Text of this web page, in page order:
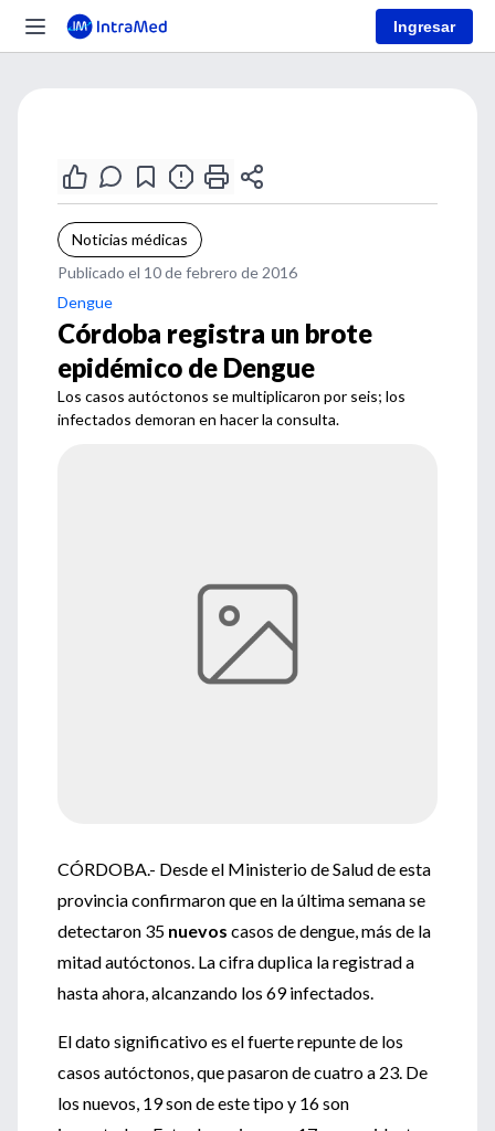
Ingresar
Noticias médicas
Publicado el 10 de febrero de 2016
Dengue
Córdoba registra un brote
epidémico de Dengue
Los casos autóctonos se multiplicaron por seis; los
infectados demoran en hacer la consulta.
CÓRDOBA.- Desde el Ministerio de Salud de esta
provincia confirmaron que en la última semana se
detectaron 35 nuevos casos de dengue, más de la
mitad autóctonos. La cifra duplica la registrad a
hasta ahora, alcanzando los 69 infectados.
El dato significativo es el fuerte repunte de los
casos autóctonos, que pasaron de cuatro a 23. De
los nuevos, 19 son de este tipo y 16 son